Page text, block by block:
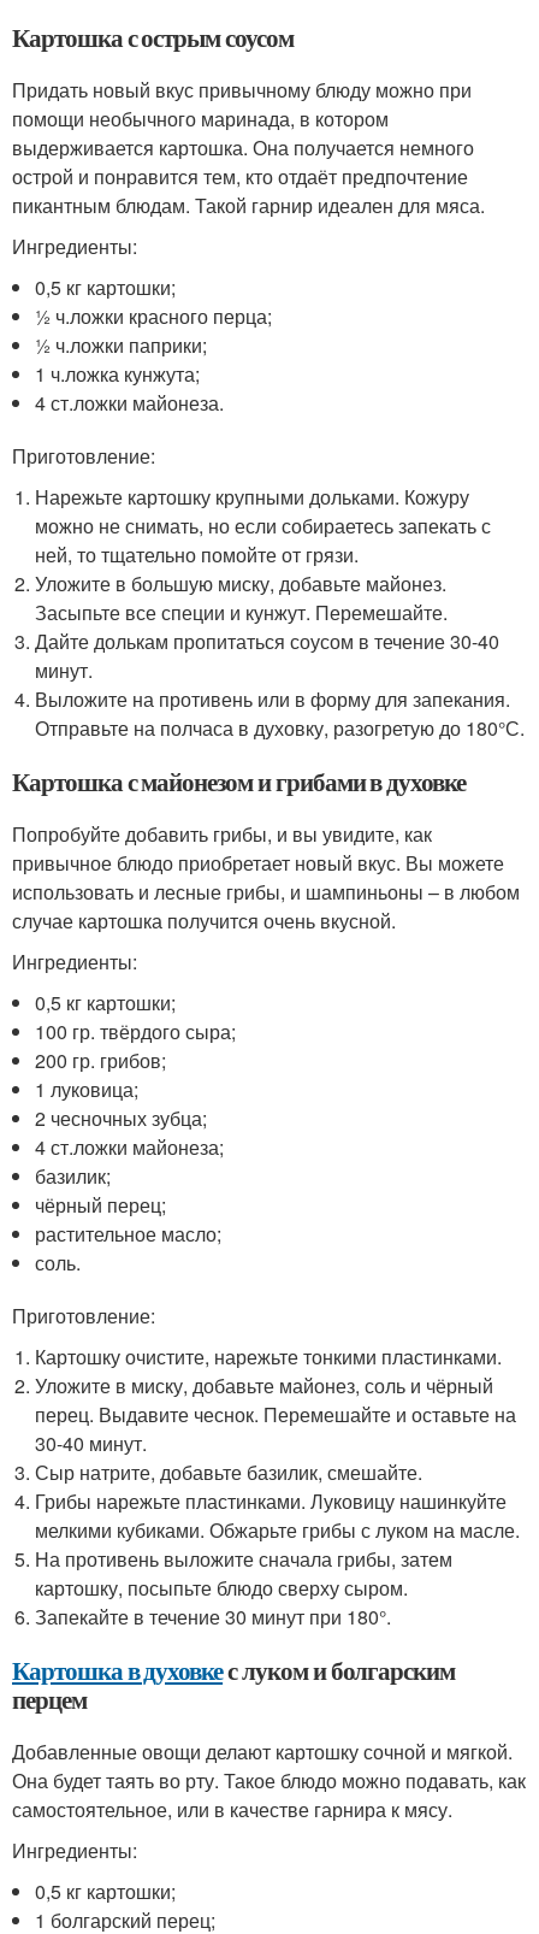
Картошка с острым соусом
Придать новый вкус привычному блюду можно при
помощи необычного маринада, в котором
выдерживается картошка. Она получается немного
острой и понравится тем, кто отдаёт предпочтение
пикантным блюдам. Такой гарнир идеален для мяса.
Ингредиенты:
0,5 кг картошки;
½ ч.ложки красного перца;
½ ч.ложки паприки;
1 ч.ложка кунжута;
4 ст.ложки майонеза.
Приготовление:
Нарежьте картошку крупными дольками. Кожуру
можно не снимать, но если собираетесь запекать с
ней, то тщательно помойте от грязи.
Уложите в большую миску, добавьте майонез.
Засыпьте все специи и кунжут. Перемешайте.
Дайте долькам пропитаться соусом в течение 30-40
минут.
Выложите на противень или в форму для запекания.
Отправьте на полчаса в духовку, разогретую до 180°С.
Картошка с майонезом и грибами в духовке
Попробуйте добавить грибы, и вы увидите, как
привычное блюдо приобретает новый вкус. Вы можете
использовать и лесные грибы, и шампиньоны – в любом
случае картошка получится очень вкусной.
Ингредиенты:
0,5 кг картошки;
100 гр. твёрдого сыра;
200 гр. грибов;
1 луковица;
2 чесночных зубца;
4 ст.ложки майонеза;
базилик;
чёрный перец;
растительное масло;
соль.
Приготовление:
Картошку очистите, нарежьте тонкими пластинками.
Уложите в миску, добавьте майонез, соль и чёрный
перец. Выдавите чеснок. Перемешайте и оставьте на
30-40 минут.
Сыр натрите, добавьте базилик, смешайте.
Грибы нарежьте пластинками. Луковицу нашинкуйте
мелкими кубиками. Обжарьте грибы с луком на масле.
На противень выложите сначала грибы, затем
картошку, посыпьте блюдо сверху сыром.
Запекайте в течение 30 минут при 180°.
Картошка в духовкес луком и болгарским
перцем
Добавленные овощи делают картошку сочной и мягкой.
Она будет таять во рту. Такое блюдо можно подавать, как
самостоятельное, или в качестве гарнира к мясу.
Ингредиенты:
0,5 кг картошки;
1 болгарский перец;